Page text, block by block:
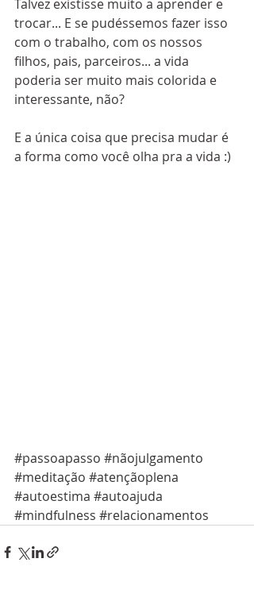
Talvez existisse muito a aprender e
trocar... E se pudéssemos fazer isso
com o trabalho, com os nossos
filhos, pais, parceiros... a vida
poderia ser muito mais colorida e
interessante, não?
E a única coisa que precisa mudar é
a forma como você olha pra a vida :)
#passoapasso #nãojulgamento
#meditação #atençãoplena
#autoestima #autoajuda
#mindfulness #relacionamentos